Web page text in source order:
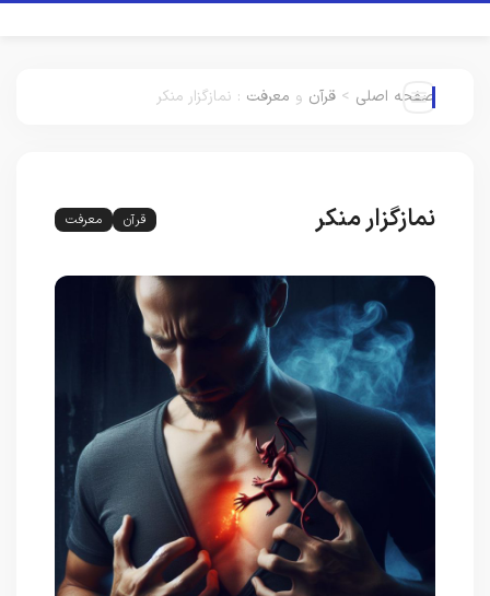
صفحه اصلی > قرآن و معرفت : نمازگزار منکر
نمازگزار منکر قرآن معرفت